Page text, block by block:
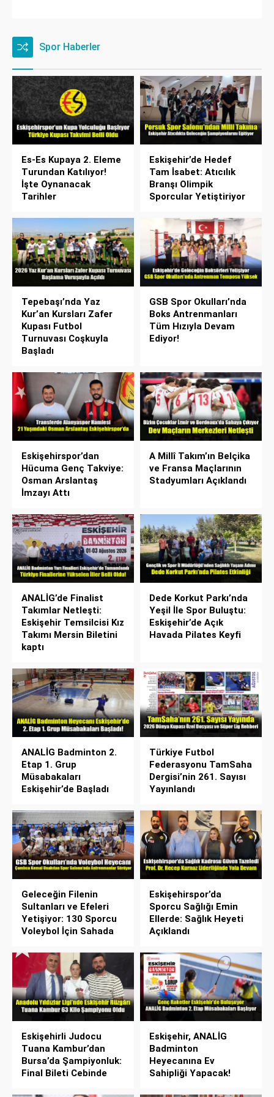
Spor Haberler
Es-Es Kupaya 2. Eleme
Turundan Katılıyor!
İşte Oynanacak
Tarihler
Eskişehir’de Hedef
Tam İsabet: Atıcılık
Branşı Olimpik
Sporcular Yetiştiriyor
Tepebaşı’nda Yaz
Kur’an Kursları Zafer
Kupası Futbol
Turnuvası Coşkuyla
Başladı
GSB Spor Okulları’nda
Boks Antrenmanları
Tüm Hızıyla Devam
Ediyor!
Eskişehirspor’dan
Hücuma Genç Takviye:
Osman Arslantaş
İmzayı Attı
A Millî Takım’ın Belçika
ve Fransa Maçlarının
Stadyumları Açıklandı
ANALİG’de Finalist
Takımlar Netleşti:
Eskişehir Temsilcisi Kız
Takımı Mersin Biletini
kaptı
Dede Korkut Parkı’nda
Yeşil İle Spor Buluştu:
Eskişehir’de Açık
Havada Pilates Keyfi
ANALİG Badminton 2.
Etap 1. Grup
Müsabakaları
Eskişehir’de Başladı
Türkiye Futbol
Federasyonu TamSaha
Dergisi’nin 261. Sayısı
Yayınlandı
Geleceğin Filenin
Sultanları ve Efeleri
Yetişiyor: 130 Sporcu
Voleybol İçin Sahada
Eskişehirspor’da
Sporcu Sağlığı Emin
Ellerde: Sağlık Heyeti
Açıklandı
Eskişehirli Judocu
Tuana Kambur’dan
Bursa’da Şampiyonluk:
Final Bileti Cebinde
Eskişehir, ANALİG
Badminton
Heyecanına Ev
Sahipliği Yapacak!